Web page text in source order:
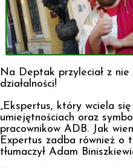
Na Deptak przyleciał z
działalności!
„Ekspertus, który wciela
umiejętnościach oraz
pracownikow ADB. Jak
Expertus zadba również o
tłumaczył Adam